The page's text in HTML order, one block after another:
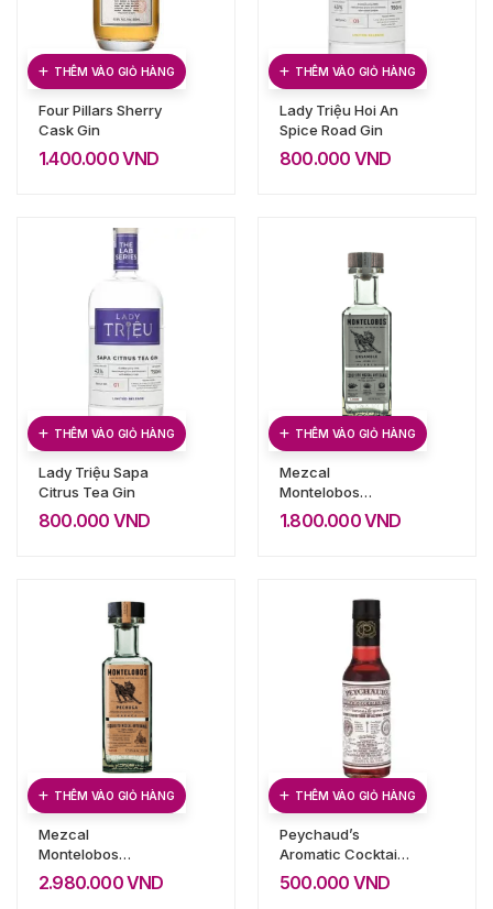
THÊM VÀO GIỎ HÀNG
Four Pillars Sherry
Cask Gin
1.400.000VND
THÊM VÀO GIỎ HÀNG
Lady Triệu Hoi An
Spice Road Gin
800.000 VND
THÊM VÀO GIỎ HÀNG
Lady Triệu Sapa
Citrus Tea Gin
800.000 VND
THÊM VÀO GIỎ HÀNG
Mezcal
Montelobos
Ensamble
1.800.000VND
THÊM VÀO GIỎ HÀNG
Mezcal
Montelobos
Pechuga
2.980.000VND
THÊM VÀO GIỎ HÀNG
Peychaud’s
Aromatic Cocktail
Bitters
500.000 VND